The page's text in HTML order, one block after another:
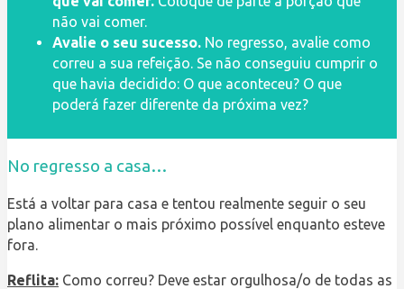
não vai comer.
Avalie o seu sucesso. No regresso, avalie como
correu a sua refeição. Se não conseguiu cumprir o
que havia decidido: O que aconteceu? O que
poderá fazer diferente da próxima vez?
No regresso a casa…
Está a voltar para casa e tentou realmente seguir o seu
plano alimentar o mais próximo possível enquanto esteve
fora.
Reflita: Como correu? Deve estar orgulhosa/o de todas as